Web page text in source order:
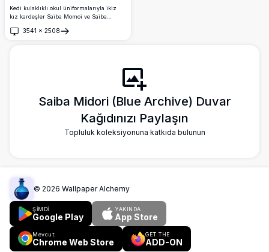
Kedi kulaklıklı okul üniformalarıyla ikiz
kız kardeşler Saiba Momoi ve Saiba
4K Blue Archive duvar kağıdı. Momoi
3541 × 2508
Aç
Saiba Midori (Blue Archive) Duvar
Kağıdınızı Paylaşın
Topluluk koleksiyonuna katkıda bulunun
© 2026 Wallpaper Alchemy
ŞİMDİ
Google Play
YAKINDA
App Store
Mevcut:
Chrome Web Store
GET THE
ADD-ON